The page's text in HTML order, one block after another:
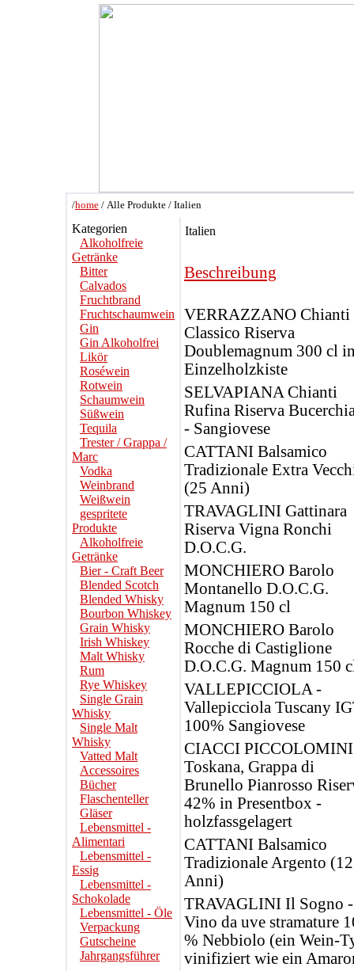
/home / Alle Produkte / Italien
Kategorien
Alkoholfreie
Getränke
Bitter
Calvados
Fruchtbrand
Fruchtschaumwein
Gin
Gin Alkoholfrei
Likör
Roséwein
Rotwein
Schaumwein
Süßwein
Tequila
Trester / Grappa /
Marc
Vodka
Weinbrand
Weißwein
gespritete
Produkte
Alkoholfreie
Getränke
Bier - Craft Beer
Blended Scotch
Blended Whisky
Bourbon Whiskey
Grain Whisky
Irish Whiskey
Malt Whisky
Rum
Rye Whiskey
Single Grain
Whisky
Single Malt
Whisky
Vatted Malt
Accessoires
Bücher
Flaschenteller
Gläser
Lebensmittel -
Alimentari
Lebensmittel -
Essig
Lebensmittel -
Schokolade
Lebensmittel - Öle
Verpackung
Gutscheine
Jahrgangsführer
Italien
Beschreibung
VERRAZZANO Chianti
Classico Riserva
Doublemagnum 300 cl
Einzelholzkiste
SELVAPIANA Chianti
Rufina Riserva
- Sangiovese
CATTANI Balsamico
Tradizionale Extra
(25 Anni)
TRAVAGLINI Gattinara
Riserva Vigna Ronchi
D.O.C.G.
MONCHIERO Barolo
Montanello D.O.C.G.
Magnum 150 cl
MONCHIERO Barolo
Rocche di Castiglione
D.O.C.G. Magnum 150
VALLEPICCIOLA -
Vallepicciola Tuscany
100% Sangiovese
CIACCI PICCOLOMINI
Toskana, Grappa di
Brunello Pianrosso
42% in Presentbox -
holzfassgelagert
CATTANI Balsamico
Tradizionale Argento (12
Anni)
TRAVAGLINI Il Sogno -
Vino da uve stramature
% Nebbiolo (ein Wein-
vinifiziert wie ein